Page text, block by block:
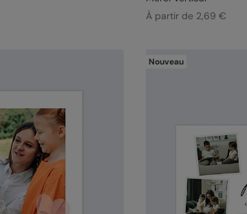
À partir de 2,69 €
Nouveau